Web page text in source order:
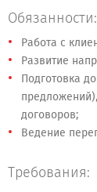
Обязанности:
Работа с
Развитие
Подготовка
договоров;
Ведение
Требования: